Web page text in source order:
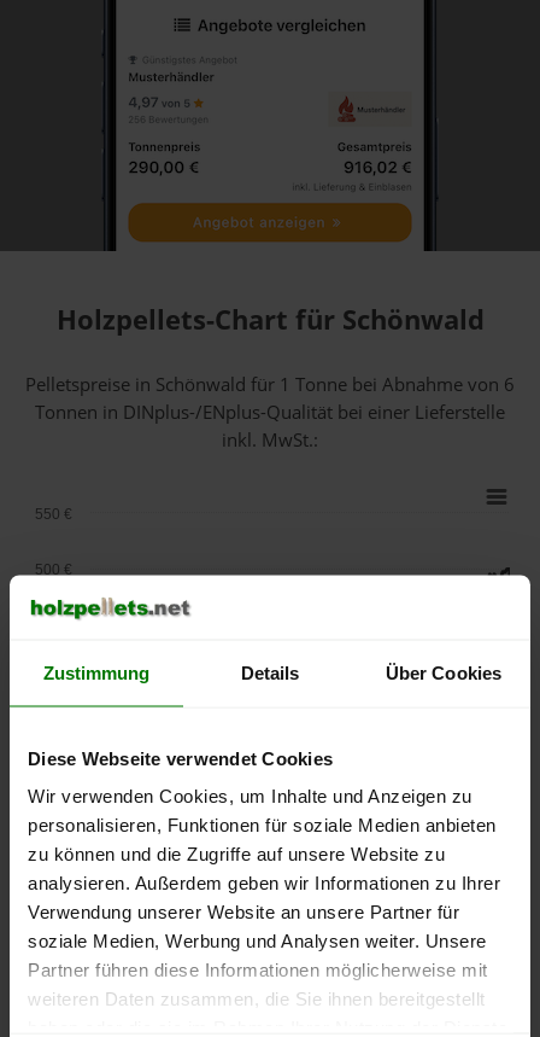
Zustimmung Details Über Cookies
Diese Webseite verwendet Cookies
Wir verwenden Cookies, um Inhalte und Anzeigen zu
personalisieren, Funktionen für soziale Medien anbieten
zu können und die Zugriffe auf unsere Website zu
analysieren. Außerdem geben wir Informationen zu Ihrer
Verwendung unserer Website an unsere Partner für
soziale Medien, Werbung und Analysen weiter. Unsere
Partner führen diese Informationen möglicherweise mit
weiteren Daten zusammen, die Sie ihnen bereitgestellt
Holzpellets-Chart für Schönwald
Pelletspreise in Schönwald für 1 Tonne bei Abnahmevon 6
Tonnen in DINplus-/ENplus-Qualität bei einer Lieferstelle
inkl. MwSt.:
lose Ware Sackware
September
2025
Januar
2026
Mai
2026
250 €
300 €
400 €
500 €
550 €
Die aktuelle Preisentwicklung für Holzpellets in Deutschland
können Sie jederzeit auf unsererPelletspreise-Seite